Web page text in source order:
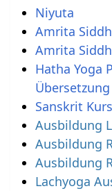
Niyuta
Amrita
Amrita
Hatha Yoga
Übersetzung
Sanskrit
Ausbildung
Ausbildung
Ausbildung
Lachyoga